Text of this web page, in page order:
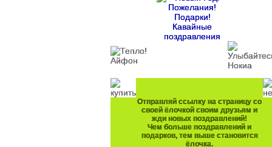
Отправляй ссылку на страницу со
своей ёлочкой своим друзьям и
жди новых поздравлений!
Чем больше поздравлений и
подарков, тем выше становится
ёлочка.